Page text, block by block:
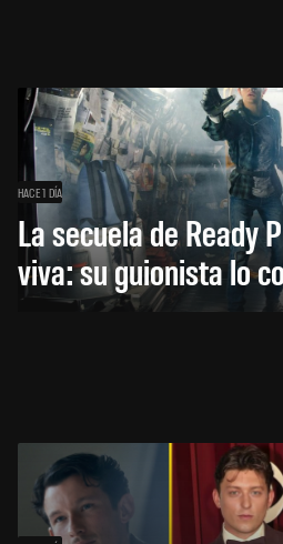
HACE 1 DÍA
La secuela de Ready
viva: su guionista lo